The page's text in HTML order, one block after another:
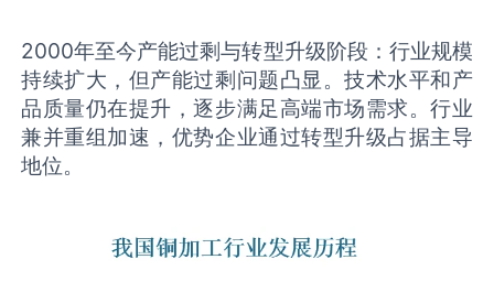
2000年至今产能过剩与转型升级阶段：行业规模
持续扩大，但产能过剩问题凸显。技术水平和产
品质量仍在提升，逐步满足高端市场需求。行业
兼并重组加速，优势企业通过转型升级占据主导
地位。